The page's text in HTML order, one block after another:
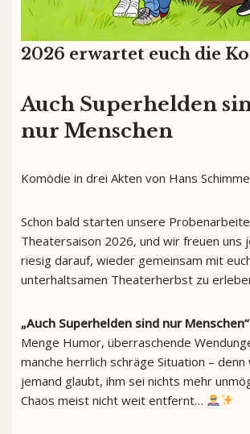
2026 erwartet euch die
Auch Superhelden
nur Menschen
Komödie in drei Akten von Hans
Schon bald starten unsere
Theatersaison 2026, und wir freuen uns
riesig darauf, wieder gemeinsam mit
unterhaltsamen Theaterherbst zu
„Auch Superhelden sind nur Menschen“
Menge Humor, überraschende
manche herrlich schräge Situation –
jemand glaubt, ihm sei nichts mehr
Chaos meist nicht weit entfernt…